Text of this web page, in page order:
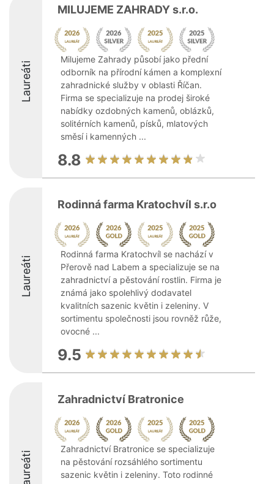
Laureáti
MILUJEME ZAHRADY s.r.o.
Milujeme Zahrady působí jako přední
odborník na přírodní kámen a komplexní
zahradnické služby v oblasti Říčan.
Firma se specializuje na prodej široké
nabídky ozdobných kamenů, oblázků,
solitérních kamenů, písků, mlatových
směsí i kamenných ...
8.8
Laureáti
Rodinná farma Kratochvíl s.r.o
Rodinná farma Kratochvíl se nachází v
Přerově nad Labem a specializuje se na
zahradnictví a pěstování rostlin. Firma je
známá jako spolehlivý dodavatel
kvalitních sazenic květin i zeleniny. V
sortimentu společnosti jsou rovněž růže,
ovocné ...
9.5
Laureáti
Zahradnictví Bratronice
Zahradnictví Bratronice se specializuje
na pěstování rozsáhlého sortimentu
sazenic květin i zeleniny. Toto rodinné